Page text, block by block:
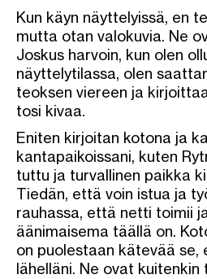
Kun käyn näyttelyissä, en
mutta otan valokuvia. Ne
Joskus harvoin, kun olen
näyttelytilassa, olen
teoksen viereen ja
tosi kivaa.
Eniten kirjoitan kotona ja
kantapaikoissani, kuten
tuttu ja turvallinen paikka
Tiedän, että voin istua ja
rauhassa, että netti toimii
äänimaisema täällä on.
on puolestaan kätevää
lähelläni. Ne ovat kuitenkin